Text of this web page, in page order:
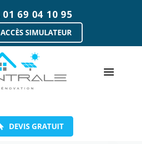
01 69 04 10 95
ACCÈS SIMULATEUR
DEVIS GRATUIT